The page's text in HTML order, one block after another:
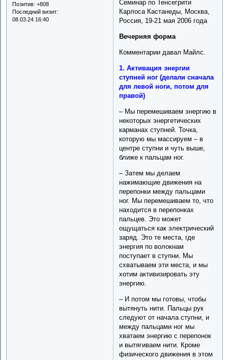
Позитив: +808
Последний визит:
08.03.24 16:40
Семинар по Тенсегрити
Карлоса Кастанеды, Москва,
Россия, 19-21 мая 2006 года
Вечерняя форма
Комментарии давал Майлс.
1. Активация энергии
ступней ног (делали сначала
для левой ноги, потом для
правой)
– Мы перемешиваем энергию в
некоторых энергетических
карманах ступней. Точка,
которую мы массируем – в
центре ступни и чуть выше,
ближе к пальцам ног.
– Затем мы делаем
нажимающие движения на
перепонки между пальцами
ног. Мы перемешиваем то, что
находится в перепонках
пальцев. Это может
ощущаться как электрический
заряд. Это те места, где
энергия по волокнам
поступает в ступни. Мы
схватываем эти места, и мы
хотим активизировать эту
энергию.
– И потом мы готовы, чтобы
вытянуть нити. Пальцы рук
следуют от начала ступни, и
между пальцами ног мы
хватаем энергию с перепонок
и вытягиваем нити. Кроме
физического движения в этом